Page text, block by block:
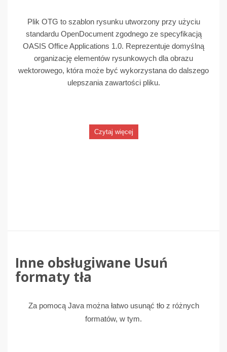
Plik OTG to szablon rysunku utworzony przy użyciu
standardu OpenDocument zgodnego ze specyfikacją
OASIS Office Applications 1.0. Reprezentuje domyślną
organizację elementów rysunkowych dla obrazu
wektorowego, która może być wykorzystana do dalszego
ulepszania zawartości pliku.
Czytaj więcej
Inne obsługiwane Usuń
formaty tła
Za pomocą Java można łatwo usunąć tło z różnych
formatów, w tym.